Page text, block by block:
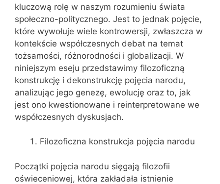
kluczową rolę w naszym rozumieniu świata
społeczno-politycznego. Jest to jednak pojęcie,
które wywołuje wiele kontrowersji, zwłaszcza w
kontekście współczesnych debat na temat
tożsamości, różnorodności i globalizacji. W
niniejszym eseju przedstawimy filozoficzną
konstrukcję i dekonstrukcję pojęcia narodu,
analizując jego genezę, ewolucję oraz to, jak
jest ono kwestionowane i reinterpretowane we
współczesnych dyskusjach.
Filozoficzna konstrukcja pojęcia narodu
Początki pojęcia narodu sięgają filozofii
oświeceniowej, która zakładała istnienie